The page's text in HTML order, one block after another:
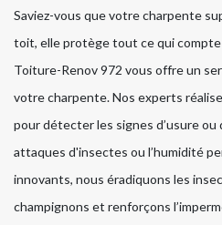
Saviez-vous que votre charpente
toit, elle protège tout ce qui
Toiture-Renov 972 vous offre un
votre charpente. Nos experts
pour détecter les signes d’usure ou
attaques d'insectes ou l’humidité
innovants, nous éradiquons les
champignons et renforçons